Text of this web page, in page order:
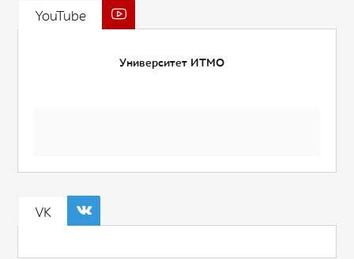
YouTube
Университет ИТМО
VK